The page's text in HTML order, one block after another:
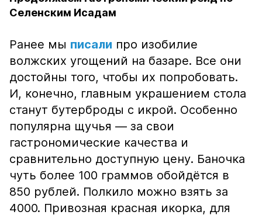
Селенским Исадам
Ранее мы писали про изобилие
волжских угощений на базаре. Все они
достойны того, чтобы их попробовать.
И, конечно, главным украшением стола
станут бутерброды с икрой. Особенно
популярна щучья — за свои
гастрономические качества и
сравнительно доступную цену. Баночка
чуть более 100 граммов обойдётся в
850 рублей. Полкило можно взять за
4000. Привозная красная икорка, для